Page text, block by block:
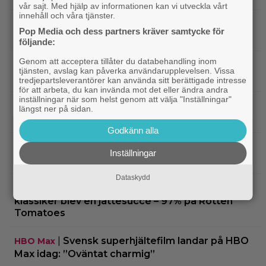
Hör Sveriges märkligaste skratt i
trailern till ”Bäst i världen”
Bioaktuellt|Ny milstolpe för ”The Odyssey” –
kan bli Nolans mest inkomstbringande film
Disney|Dwayne Johnson försvarar ”Vaiana”
efter sågningarna: ”Sånt händer”
TV-tips
Undvik på tv: 2019 kom en skrämmande
dålig film – som fick fyra värdelösa uppföljare
klassiker blev en jättesuccé – 97% på Rotten
Tomatoes
HBO Max
Svensk superhjältefilm landar på HBO
Max idag: ”Oväntat charmig”
vår sajt. Med hjälp av informationen kan vi utveckla vårt
innehåll och våra tjänster.
Pop Media och dess partners kräver samtycke för
följande:
Genom att acceptera tillåter du databehandling inom
tjänsten, avslag kan påverka användarupplevelsen. Vissa
tredjepartsleverantörer kan använda sitt berättigade intresse
för att arbeta, du kan invända mot det eller ändra andra
inställningar när som helst genom att välja "Inställningar"
längst ner på sidan.
Godkänn alla
Inställningar
Dataskydd